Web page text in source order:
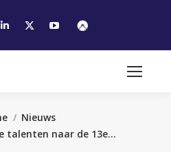
Linkedin
windowwindow
YouTube
Nieuws
talenten naar de 13e…